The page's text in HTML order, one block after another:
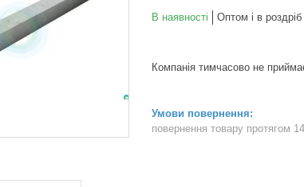
В наявності Оптом і в роздріб
Компанія тимчасово не
повернення товару протягом